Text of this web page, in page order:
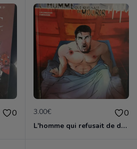
0 3.00€ 0
L'homme qui refusait de dormir